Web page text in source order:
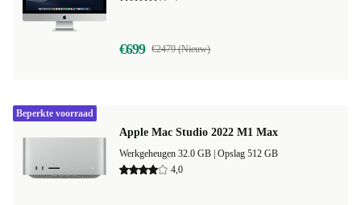
€699 €2479 (Nieuw)
Apple Mac Studio 2022 M1 Max
Opslag 512 GB
4,0
Beperkte voorraad